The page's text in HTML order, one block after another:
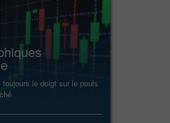
toujours le doigt sur le pouls